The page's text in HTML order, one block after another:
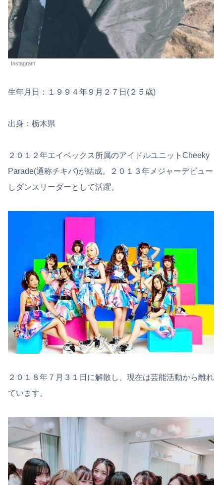
Instagram
生年月日：１９９４年９月２７日(２５歳)
出身：栃木県
２０１２年エイベックス所属のアイドルユニットCheeky
Parade(通称チキパ)が結成。２０１３年メジャーデビュー
しダンスリーダーとして活躍。
２０１８年７月３１日に解散し、現在は芸能活動から離れ
ています。